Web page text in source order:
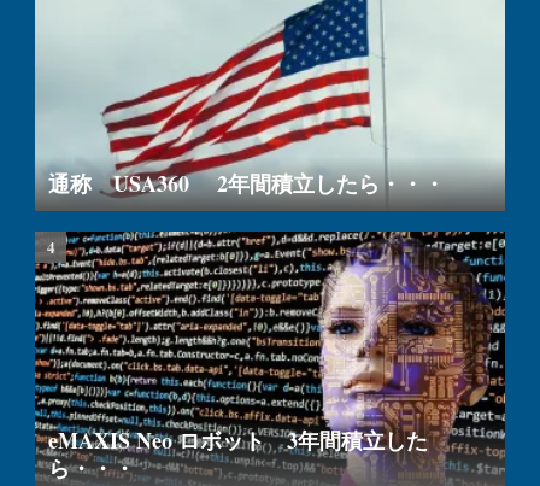
通称 USA360 2年間積立したら・・・
eMAXIS Neo ロボット 3年間積立した
ら・・・